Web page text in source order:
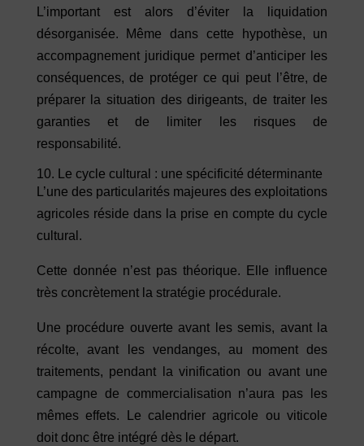
L’important est alors d’éviter la liquidation
désorganisée. Même dans cette hypothèse, un
accompagnement juridique permet d’anticiper les
conséquences, de protéger ce qui peut l’être, de
préparer la situation des dirigeants, de traiter les
garanties et de limiter les risques de
responsabilité.
10. Le cycle cultural : une spécificité déterminante
L’une des particularités majeures des exploitations
agricoles réside dans la prise en compte du cycle
cultural.
Cette donnée n’est pas théorique. Elle influence
très concrètement la stratégie procédurale.
Une procédure ouverte avant les semis, avant la
récolte, avant les vendanges, au moment des
traitements, pendant la vinification ou avant une
campagne de commercialisation n’aura pas les
mêmes effets. Le calendrier agricole ou viticole
doit donc être intégré dès le départ.